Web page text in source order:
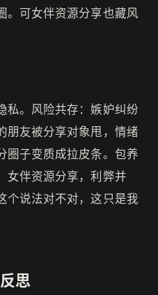
。可女伴资源分享也藏风
私。风险共存：嫉妒纠纷
朋友被分享对象甩，情绪
圈子变质成拉皮条。包养
女伴资源分享，利弊并
个说法对不对，这只是我
思